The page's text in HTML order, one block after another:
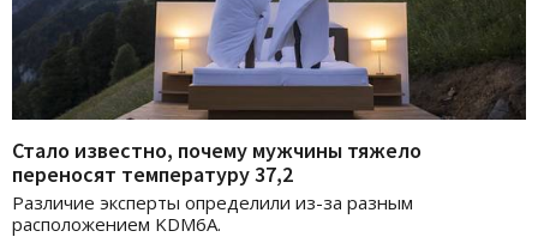
Стало известно, почему мужчины тяжело
переносят температуру 37,2
Различие эксперты определили из-за разным
расположением KDM6A.